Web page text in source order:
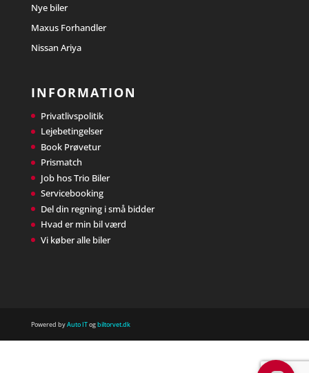
Nye biler
Maxus Forhandler
Nissan Ariya
INFORMATION
Privatlivspolitik
Lejebetingelser
Book Prøvetur
Prismatch
Job hos Trio Biler
Servicebooking
Del din regning i små bidder
Hvad er min bil værd
Vi køber alle biler
Powered byAuto ITogbiltorvet.dk